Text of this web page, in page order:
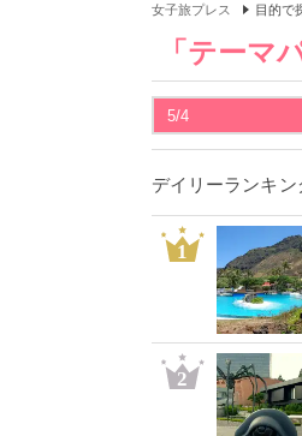
女子旅プレス 目的で
「テーマ
5/4
デイリーランキ
1
2